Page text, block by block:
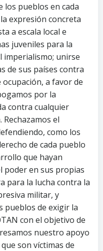
los pueblos en cada
expresión concreta
a escala local e
juveniles para la
imperialismo; unirse
de sus países contra
a favor de
por la
contra cualquier
el
como los
de cada pueblo
que hayan
poder en sus propias
para la lucha contra la
militar, y
pueblos de exigir la
con el objetivo de
nuestro apoyo
son víctimas de